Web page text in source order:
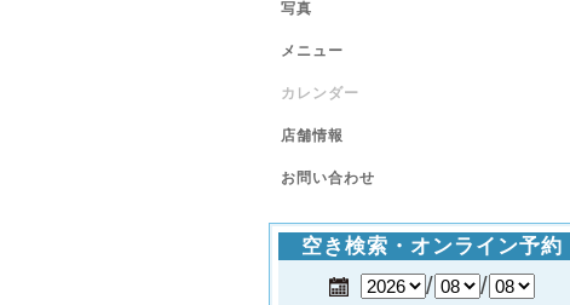
写真
メニュー
カレンダー
店舗情報
お問い合わせ